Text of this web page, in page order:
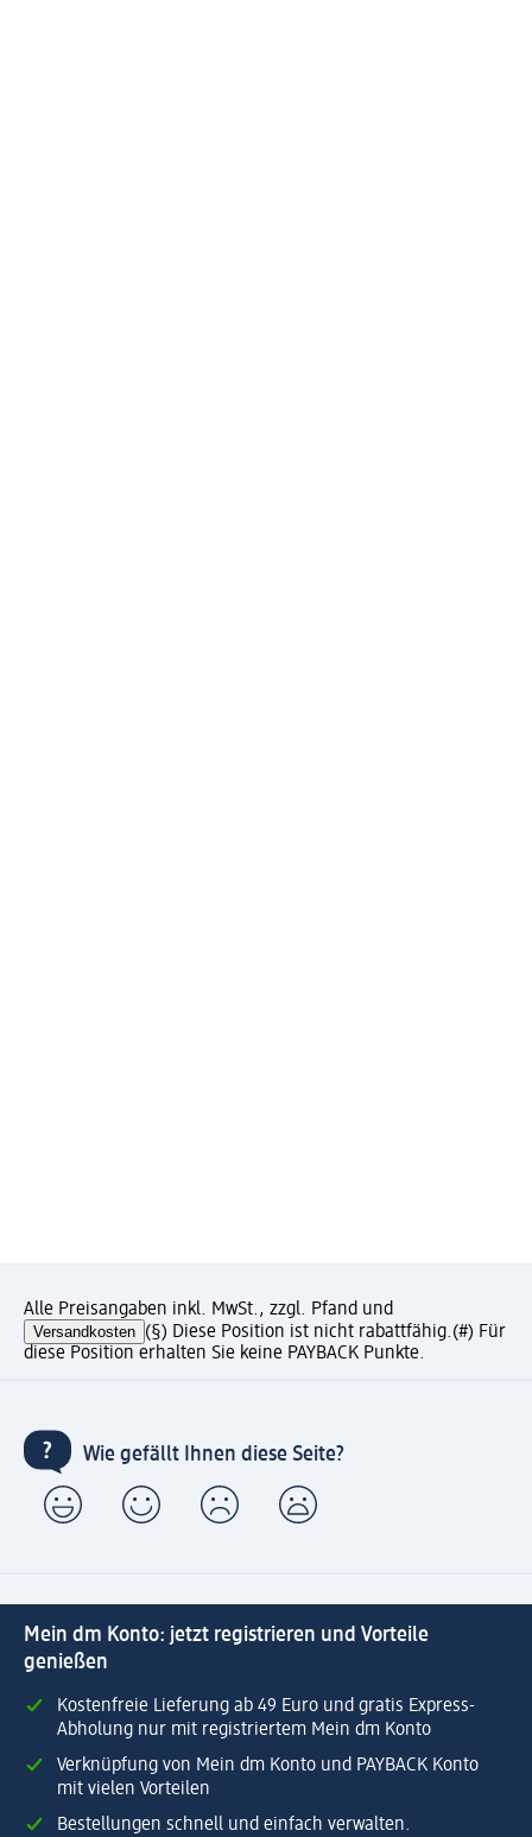
Alle Preisangaben inkl. MwSt., zzgl. Pfand und
Versandkosten (§) Diese Position ist nicht rabattfähig.(#) Für
diese Position erhalten Sie keine PAYBACK Punkte.
Wie gefällt Ihnen diese Seite?
Mein dm Konto: jetzt registrieren und Vorteile
genießen
Kostenfreie Lieferung ab 49 Euro und gratis Express-
Abholung nur mit registriertem Mein dm Konto
Verknüpfung von Mein dm Konto und PAYBACK Konto
mit vielen Vorteilen
Bestellungen schnell und einfach verwalten.